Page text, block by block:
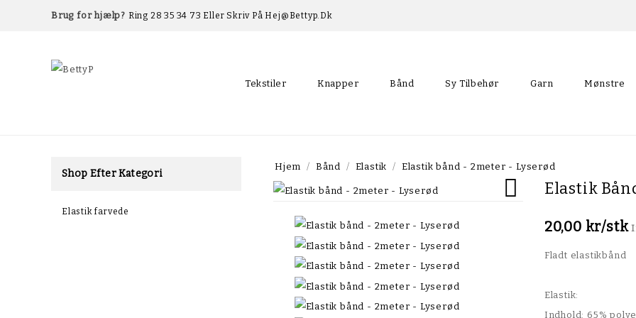
Brug for hjælp? Ring 28 35 34 73 Eller Skriv På Hej@bettyp.dk
Tekstiler Knapper Bånd Sy Tilbehør Garn Mønstre
Shop Efter Kategori
Elastik farvede
Hjem Bånd Elastik Elastik bånd - 2meter - Lyserød
 Elastik
20,00 kr/stk
Fladt elastikbånd
Elastik:
Indhold: 65%